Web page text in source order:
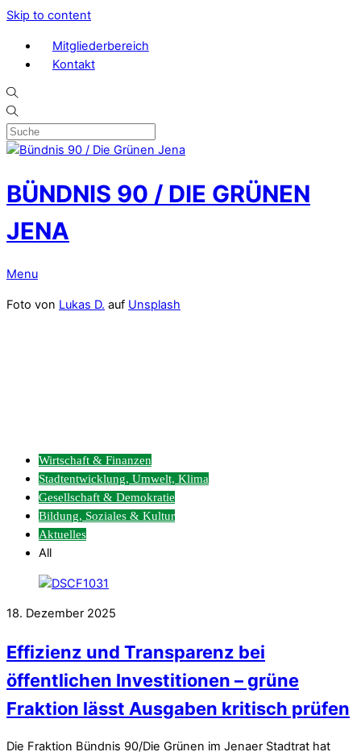
Skip to content
Mitgliederbereich
Kontakt
BÜNDNIS 90 / DIE GRÜNEN
JENA
Menu
Foto von Lukas D. auf Unsplash
Wirtschaft & Finanzen
Stadtentwicklung, Umwelt, Klima
Gesellschaft & Demokratie
Bildung, Soziales & Kultur
Aktuelles
All
18. Dezember 2025
Effizienz und Transparenz bei
öffentlichen Investitionen – grüne
Fraktion lässt Ausgaben kritisch prüfen
Die Fraktion Bündnis 90/Die Grünen im Jenaer Stadtrat hat